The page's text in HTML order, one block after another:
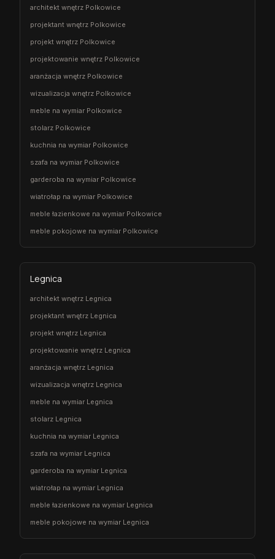
architekt wnętrz Polkowice
projektant wnętrz Polkowice
projekt wnętrz Polkowice
projektowanie wnętrz Polkowice
aranżacja wnętrz Polkowice
wizualizacja wnętrz Polkowice
meble na wymiar Polkowice
stolarz Polkowice
kuchnia na wymiar Polkowice
szafa na wymiar Polkowice
garderoba na wymiar Polkowice
wiatrołap na wymiar Polkowice
meble łazienkowe na wymiar Polkowice
meble pokojowe na wymiar Polkowice
Legnica
architekt wnętrz Legnica
projektant wnętrz Legnica
projekt wnętrz Legnica
projektowanie wnętrz Legnica
aranżacja wnętrz Legnica
wizualizacja wnętrz Legnica
meble na wymiar Legnica
stolarz Legnica
kuchnia na wymiar Legnica
szafa na wymiar Legnica
garderoba na wymiar Legnica
wiatrołap na wymiar Legnica
meble łazienkowe na wymiar Legnica
meble pokojowe na wymiar Legnica